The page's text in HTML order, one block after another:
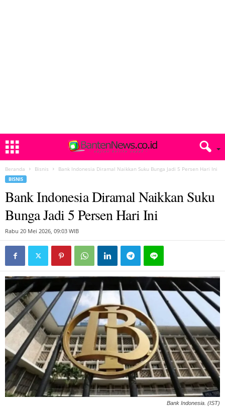
Beranda Bisnis Bank Indonesia Diramal Naikkan Suku Bunga Jadi 5 Persen Hari Ini
BISNIS
Bank Indonesia Diramal Naikkan Suku
Bunga Jadi 5 Persen Hari Ini
Rabu 20 Mei 2026, 09:03 WIB
Bank Indonesia. (IST)